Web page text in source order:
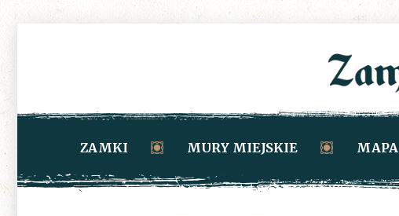
ZAMKI MURY MIEJSKIE MAPA